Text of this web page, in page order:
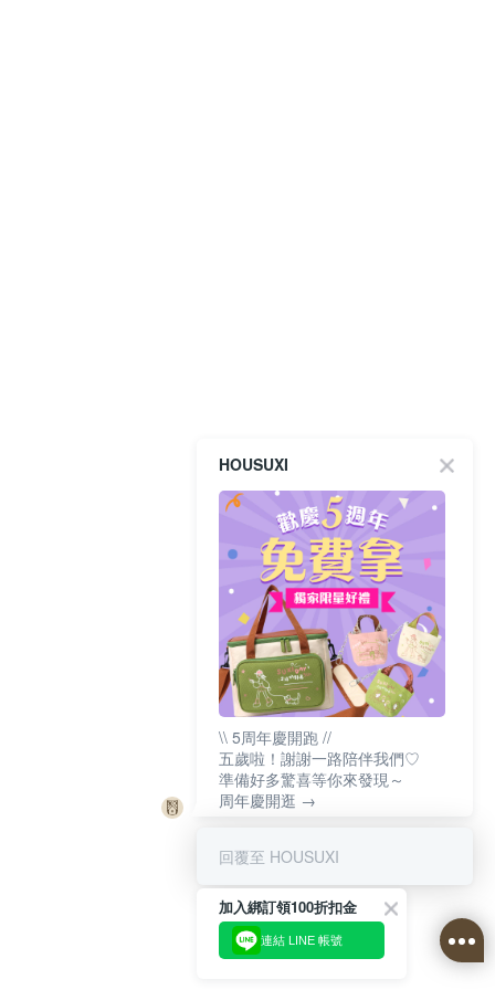
HOUSUXI
\\ 5周年慶開跑 //
五歲啦！謝謝一路陪伴我們♡
準備好多驚喜等你來發現～
周年慶開逛 →
回覆至 HOUSUXI
加入綁訂領100折扣金
連結 LINE 帳號